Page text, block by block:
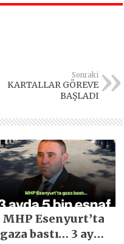
Sonraki
KARTALLAR GÖREVE
BAŞLADI
MHP Esenyurt’ta
gaza bastı… 3 ayda